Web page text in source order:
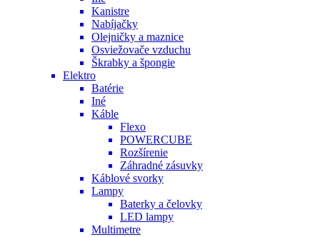
Kanistre
Nabíjačky
Olejničky a maznice
Osviežovače vzduchu
Škrabky a špongie
Elektro
Batérie
Iné
Káble
Flexo
POWERCUBE
Rozšírenie
Záhradné zásuvky
Káblové svorky
Lampy
Baterky a čelovky
LED lampy
Multimetre